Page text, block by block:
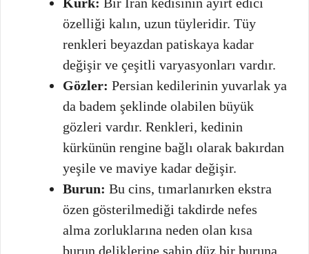
özelliği kalın, uzun tüyleridir. Tüy
renkleri beyazdan patiskaya kadar
değişir ve çeşitli varyasyonları vardır.
Gözler: Persian kedilerinin yuvarlak ya
da badem şeklinde olabilen büyük
gözleri vardır. Renkleri, kedinin
kürkünün rengine bağlı olarak bakırdan
yeşile ve maviye kadar değişir.
Burun: Bu cins, tımarlanırken ekstra
özen gösterilmediği takdirde nefes
alma zorluklarına neden olan kısa
burun deliklerine sahip düz bir buruna